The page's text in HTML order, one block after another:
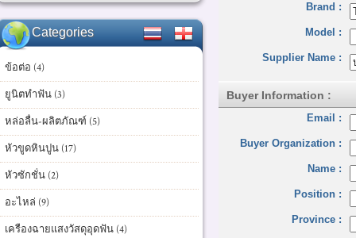
Brand :
Model :
Supplier Name :
Buyer Information :
Email :
Buyer Organization :
Name :
Position :
Province :
Categories
ข้อต่อ (4)
ยูนิตทำฟัน (3)
หล่อลื่น-ผลิตภัณฑ์ (5)
หัวขูดหินปูน (17)
หัวซักชั่น (2)
อะไหล่ (9)
เครืองฉายแสงวัสดุอุดฟัน (4)